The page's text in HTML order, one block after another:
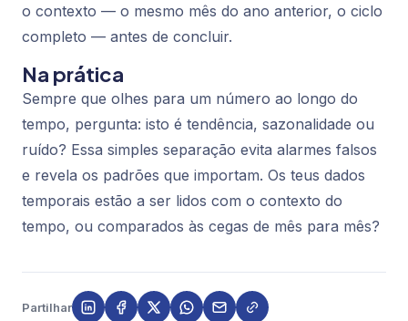
o contexto — o mesmo mês do ano anterior, o ciclo
completo — antes de concluir.
Na prática
Sempre que olhes para um número ao longo do
tempo, pergunta: isto é tendência, sazonalidade ou
ruído? Essa simples separação evita alarmes falsos
e revela os padrões que importam. Os teus dados
temporais estão a ser lidos com o contexto do
tempo, ou comparados às cegas de mês para mês?
Partilhar